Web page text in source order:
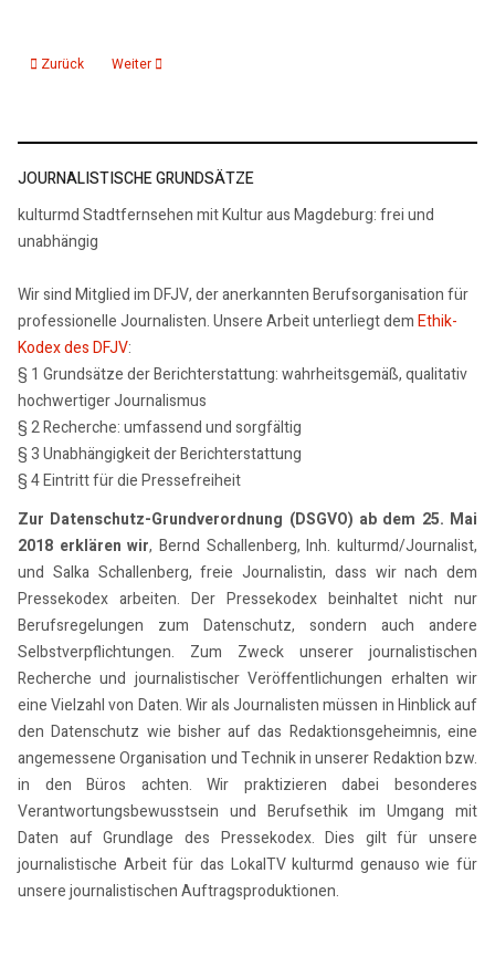
Vorheriger Beitrag: Kultur ans Netz III Biografische Skizzen
Zurück Nächster Beitrag: CD-Produktion Encamino - Unterwegs,
Weiter
JOURNALISTISCHE GRUNDSÄTZE
kulturmd Stadtfernsehen mit Kultur aus Magdeburg: frei und
unabhängig
Wir sind Mitglied im DFJV, der anerkannten Berufsorganisation für
professionelle Journalisten. Unsere Arbeit unterliegt demEthik-
Kodex des DFJV:
§ 1 Grundsätze der Berichterstattung: wahrheitsgemäß, qualitativ
hochwertiger Journalismus
§ 2 Recherche: umfassend und sorgfältig
§ 3 Unabhängigkeit der Berichterstattung
§ 4 Eintritt für die Pressefreiheit
Zur Datenschutz-Grundverordnung (DSGVO) ab dem 25. Mai
2018 erklären wir, Bernd Schallenberg, Inh. kulturmd/Journalist,
und Salka Schallenberg, freie Journalistin, dass wir nach dem
Pressekodex arbeiten. Der Pressekodex beinhaltet nicht nur
Berufsregelungen zum Datenschutz, sondern auch andere
Selbstverpflichtungen. Zum Zweck unserer journalistischen
Recherche und journalistischer Veröffentlichungen erhalten wir
eine Vielzahl von Daten. Wir als Journalisten müssen in Hinblick auf
den Datenschutz wie bisher auf das Redaktionsgeheimnis, eine
angemessene Organisation und Technik in unserer Redaktion bzw.
in den Büros achten. Wir praktizieren dabei besonderes
Verantwortungsbewusstsein und Berufsethik im Umgang mit
Daten auf Grundlage des Pressekodex. Dies gilt für unsere
journalistische Arbeit für das LokalTV kulturmd genauso wie für
unsere journalistischen Auftragsproduktionen.